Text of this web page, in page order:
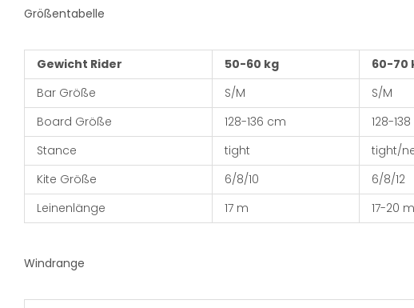
Größentabelle
Gewicht Rider 50-60 kg 60-70
Bar Größe
S/M S/M
Board Größe
128-136 cm 128-
Stance
tight tight/
Kite Größe
6/8/10 6/8/12
Leinenlänge
17 m 17-20 m
Windrange